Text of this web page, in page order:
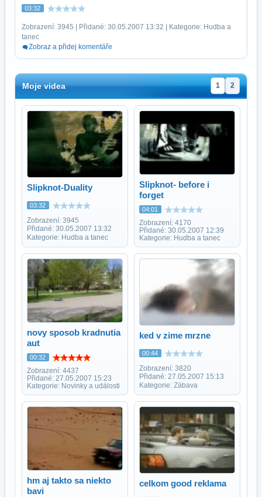
03:32
Zobrazení: 3945 | Přidané: 30.05.2007 13:32 | Kategorie: Hudba a
tanec
Zobraz a přidej komentáře
Moje videa 1 2
Slipknot-Duality
03:32
Zobrazení: 3945
Přidané: 30.05.2007 13:32
Kategorie: Hudba a tanec
Slipknot- before i
forget
04:01
Zobrazení: 4170
Přidané: 30.05.2007 12:39
Kategorie: Hudba a tanec
novy sposob kradnutia
aut
00:32
Zobrazení: 4437
Přidané: 27.05.2007 15:23
Kategorie: Novinky a události
ked v zime mrzne
00:44
Zobrazení: 3820
Přidané: 27.05.2007 15:13
Kategorie: Zábava
hm aj takto sa niekto
bavi
celkom good reklama